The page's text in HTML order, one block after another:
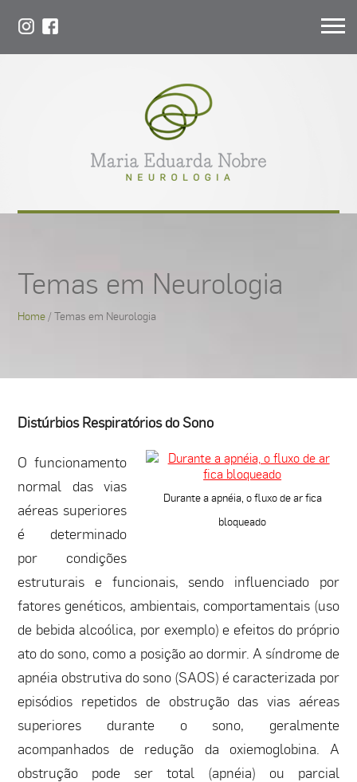
Temas em Neurologia
Home / Temas em Neurologia
Distúrbios Respiratórios do Sono
Durante a apnéia, o fluxo de ar fica
bloqueado
O funcionamento
normal das vias
aéreas superiores
é determinado
por condições
estruturais e funcionais, sendo influenciado por
fatores genéticos, ambientais, comportamentais (uso
de bebida alcoólica, por exemplo) e efeitos do próprio
ato do sono, como a posição ao dormir. A síndrome de
apnéia obstrutiva do sono (SAOS) é caracterizada por
episódios repetidos de obstrução das vias aéreas
superiores durante o sono, geralmente
acompanhados de redução da oxiemoglobina. A
obstrução pode ser total (apnéia) ou parcial